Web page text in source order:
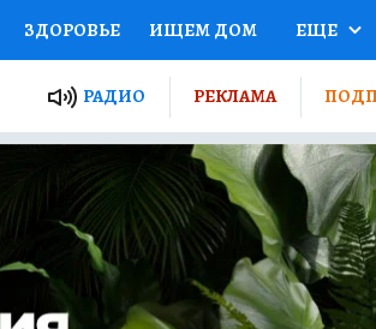
ЗДОРОВЬЕ ИЩЕМ ДОМ
ПРОЕКТЫ РОССИИ
ПУТЕВОДИТЕЛЬ
ТУРИЗМ
ПОТРЕБИТЕЛЯ ВСЕ О КП
ЕЩЕ
РАДИО РЕКЛАМА